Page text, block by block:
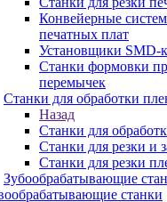
Конвейерные
печатных плат
Установщики SMD-
Станки формовки
перемычек
Станки для обработки
Назад
Станки для
Станки для резки и
Станки для резки
Зубообрабатывающие
станки